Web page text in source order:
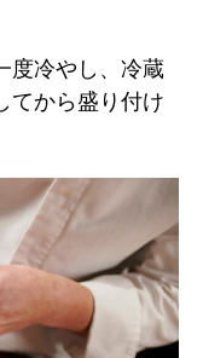
度冷やし、冷蔵
てから盛り付け